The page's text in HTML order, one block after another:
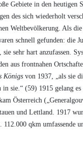
Gebiete in den
des sich wiederholt
Weltbevölkerung. Als
schnell gefunden: die
sehr hart anzufassen.
aus frontnahen
Königs von 1937, „als sie
sie.“ (59) 1915 gelang
Österreich
und Lettland. 1917
qkm umfassende